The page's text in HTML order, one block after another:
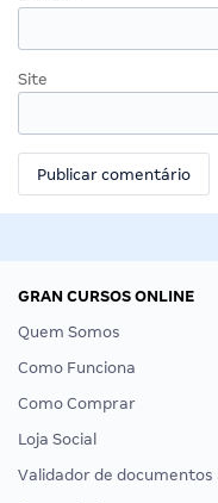
Site
GRAN CURSOS ONLINE
Quem Somos
Como Funciona
Como Comprar
Loja Social
Validador de documentos